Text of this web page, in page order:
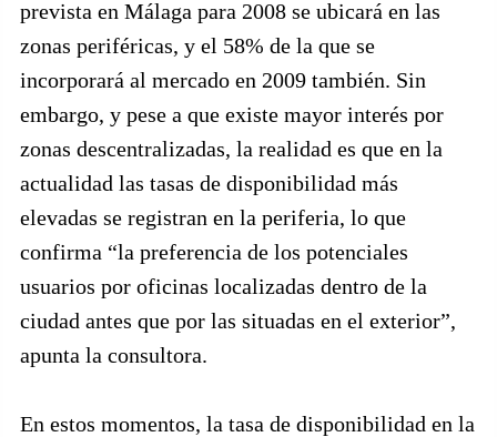
prevista en Málaga para 2008 se ubicará en las
zonas periféricas, y el 58% de la que se
incorporará al mercado en 2009 también. Sin
embargo, y pese a que existe mayor interés por
zonas descentralizadas, la realidad es que en la
actualidad las tasas de disponibilidad más
elevadas se registran en la periferia, lo que
confirma “la preferencia de los potenciales
usuarios por oficinas localizadas dentro de la
ciudad antes que por las situadas en el exterior”,
apunta la consultora.
En estos momentos, la tasa de disponibilidad en la